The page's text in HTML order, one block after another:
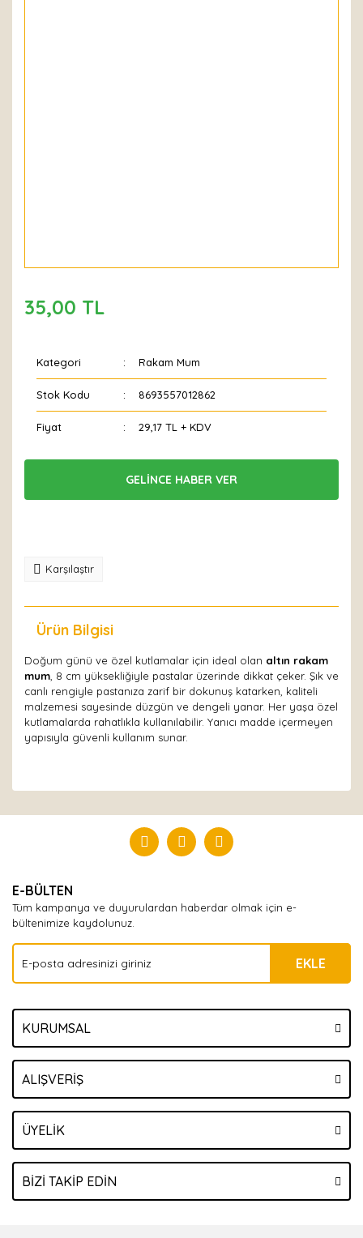
35,00 TL
Kategori Rakam Mum
Stok Kodu 8693557012862
Fiyat 29,17 TL + KDV
GELİNCE HABER VER
Karşılaştır
Ürün Bilgisi
Doğum günü ve özel kutlamalar için ideal olan altın rakam
mum , 8 cm yüksekliğiyle pastalar üzerinde dikkat çeker. Şık ve
canlı rengiyle pastanıza zarif bir dokunuş katarken, kaliteli
malzemesi sayesinde düzgün ve dengeli yanar. Her yaşa özel
kutlamalarda rahatlıkla kullanılabilir. Yanıcı madde içermeyen
yapısıyla güvenli kullanım sunar.
Yorum Yaz
E-BÜLTEN
Tüm kampanya ve duyurulardan haberdar olmak için e-
bültenimize kaydolunuz.
EKLE
KURUMSAL
ALIŞVERİŞ
ÜYELİK
BİZİ TAKİP EDİN